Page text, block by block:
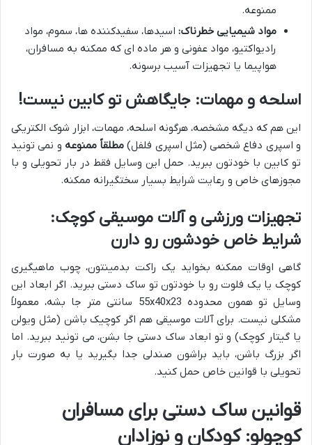
ممنوعه.
مواد شیمیایی خطرناک: اسیدها، سفیدکننده ها، سموم، مواد
رادیواکتیو، مواد عفونی و هر ماده ای که ممکنه به مسافران،
هواپیما یا تجهیزات آسیب برسونه.
اسلحه و مهمات: جایگاهش تو کابین نیست!
این هم که دیگه مشخصه، هرگونه اسلحه، مهمات، ابزار شوک الکتریکی
و اسپری دفاع شخصی (مثل اسپری فلفل) مطلقاً ممنوعه و نمی تونید
تو کابین با خودتون ببرید. حمل این وسایل فقط در بار تحویلی و با
مجوزهای خاص و رعایت شرایط بسیار سختگیرانه ممکنه.
تجهیزات ورزشی و آلات موسیقی کوچک:
شرایط خاص خودشون رو دارن
گاهی اوقات ممکنه بخواید یک راکت بدمینتون، چوب ماهیگیری
کوچک یا یک فلوت رو با خودتون تو ساک دستی ببرید. اگر ابعاد این
وسایل تو همون محدوده 55x40x23 سانتی متر جا بشه، معمولاً
مشکلی نیست. برای آلات موسیقی هم اگر کوچیک باشن (مثل ویولن
یا گیتار کوچک) و تو ابعاد ساک دستی جا بشن، می تونید ببرید. اما
اگر بزرگ باشن، باید براشون صندلی جدا بگیرید یا به صورت بار
تحویلی با قوانین خاص حمل کنید.
قوانین ساک دستی برای مسافران
کوچولو: کودکان و نوزادان